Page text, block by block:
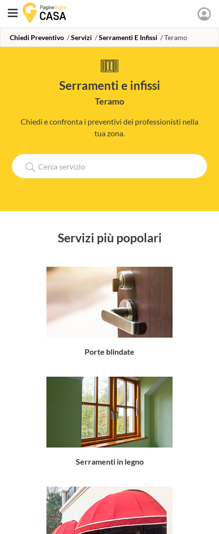
Chiedi Preventivo Servizi Serramenti E Infissi Teramo
serramenti e infissi
Teramo
Chiedi e confronta i preventivi dei professionisti nella
tua zona.
servizi più popolari
porte blindate
serramenti in legno